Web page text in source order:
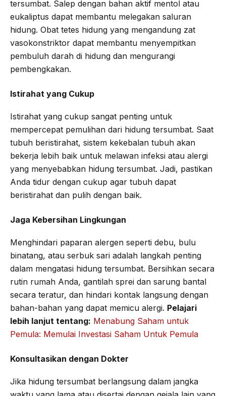
tersumbat. Salep dengan bahan aktif mentol atau
eukaliptus dapat membantu melegakan saluran
hidung. Obat tetes hidung yang mengandung zat
vasokonstriktor dapat membantu menyempitkan
pembuluh darah di hidung dan mengurangi
pembengkakan.
Istirahat yang Cukup
Istirahat yang cukup sangat penting untuk
mempercepat pemulihan dari hidung tersumbat. Saat
tubuh beristirahat, sistem kekebalan tubuh akan
bekerja lebih baik untuk melawan infeksi atau alergi
yang menyebabkan hidung tersumbat. Jadi, pastikan
Anda tidur dengan cukup agar tubuh dapat
beristirahat dan pulih dengan baik.
Jaga Kebersihan Lingkungan
Menghindari paparan alergen seperti debu, bulu
binatang, atau serbuk sari adalah langkah penting
dalam mengatasi hidung tersumbat. Bersihkan secara
rutin rumah Anda, gantilah sprei dan sarung bantal
secara teratur, dan hindari kontak langsung dengan
bahan-bahan yang dapat memicu alergi. Pelajari
lebih lanjut tentang: Menabung Saham untuk
Pemula: Memulai Investasi Saham Untuk Pemula
Konsultasikan dengan Dokter
Jika hidung tersumbat berlangsung dalam jangka